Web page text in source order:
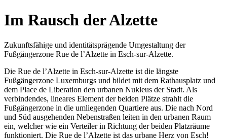
Im Rausch der Alzette
Zukunftsfähige und identitätsprägende Umgestaltung der
Fußgängerzone Rue de l’Alzette in Esch-sur-Alzette.
Die Rue de l’Alzette in Esch-sur-Alzette ist die längste
Fußgängerzone Luxemburgs und bildet mit dem Rathausplatz und
dem Place de Liberation den urbanen Nukleus der Stadt. Als
verbindendes, lineares Element der beiden Plätze strahlt die
Fußgängerzone in die umliegenden Quartiere aus. Die nach Nord
und Süd ausgehenden Nebenstraßen leiten in den urbanen Raum
ein, welcher wie ein Verteiler in Richtung der beiden Platzräume
funktioniert. Die Rue de l’Alzette ist das urbane Herz von Esch!